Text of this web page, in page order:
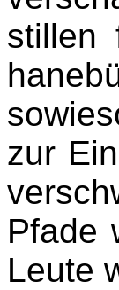
stillen
zur
Pfade
Leute